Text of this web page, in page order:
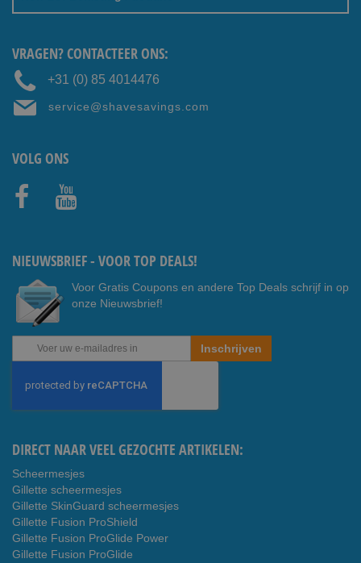
VRAGEN? CONTACTEER ONS:
+31 (0) 85 4014476
service@shavesavings.com
VOLG ONS
NIEUWSBRIEF - VOOR TOP DEALS!
Voor Gratis Coupons en andere Top Deals schrijf in op
onze Nieuwsbrief!
Abonneer
u
onze
nieuwsbrief
Inschrijven
DIRECT NAAR VEEL GEZOCHTE ARTIKELEN:
Scheermesjes
Gillette scheermesjes
Gillette SkinGuard scheermesjes
Gillette Fusion ProShield
Gillette Fusion ProGlide Power
Gillette Fusion ProGlide